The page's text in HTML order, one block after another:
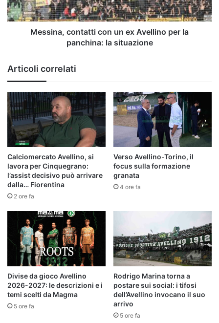
la
panchina:
Messina, contatti con un ex Avellino per la
panchina: la situazione
Articoli correlati
Calciomercato Avellino, si
lavora per Cinquegrano:
l’assist decisivo può arrivare
dalla… Fiorentina
2 ore fa
Verso Avellino-Torino, il
focus sulla formazione
granata
4 ore fa
Divise da gioco Avellino
2026-2027: le descrizioni e i
temi scelti da Magma
5 ore fa
Rodrigo Marina torna a
postare sui social: i tifosi
dell’Avellino invocano il suo
arrivo
5 ore fa